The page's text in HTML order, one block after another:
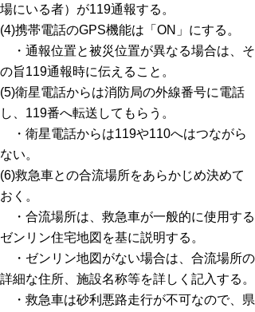
場にいる者）が119通報する。
(4)携帯電話のGPS機能は「ON」にする。
・通報位置と被災位置が異なる場合は、そ
の旨119通報時に伝えること。
(5)衛星電話からは消防局の外線番号に電話
し、119番へ転送してもらう。
・衛星電話からは119や110へはつながら
ない。
(6)救急車との合流場所をあらかじめ決めて
おく。
・合流場所は、救急車が一般的に使用する
ゼンリン住宅地図を基に説明する。
・ゼンリン地図がない場合は、合流場所の
詳細な住所、施設名称等を詳しく記入する。
・救急車は砂利悪路走行が不可なので、県